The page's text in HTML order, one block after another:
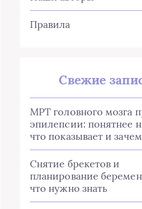
Правила
Свежие
МРТ головного мозга
эпилепсии: понятнее
что показывает и
Снятие брекетов и
планирование
что нужно знать